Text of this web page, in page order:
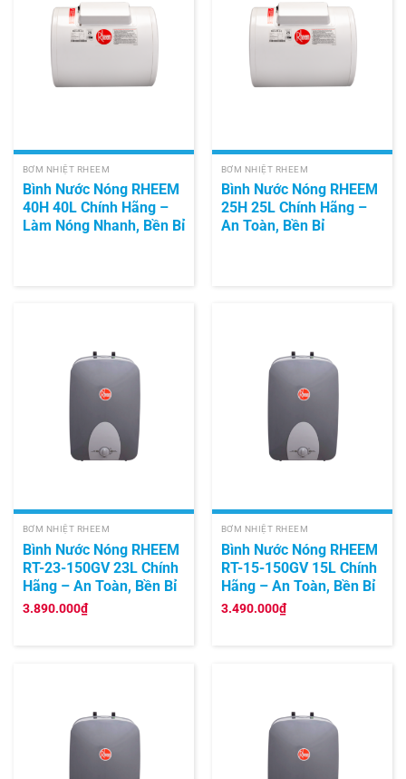
BƠM NHIỆT RHEEM
Bình Nước Nóng RHEEM
40H 40L Chính Hãng –
Làm Nóng Nhanh, Bền Bỉ
BƠM NHIỆT RHEEM
Bình Nước Nóng RHEEM
25H 25L Chính Hãng –
An Toàn, Bền Bỉ
BƠM NHIỆT RHEEM
Bình Nước Nóng RHEEM
RT-23-150GV 23L Chính
Hãng – An Toàn, Bền Bỉ
3.890.000₫
BƠM NHIỆT RHEEM
Bình Nước Nóng RHEEM
RT-15-150GV 15L Chính
Hãng – An Toàn, Bền Bỉ
3.490.000₫